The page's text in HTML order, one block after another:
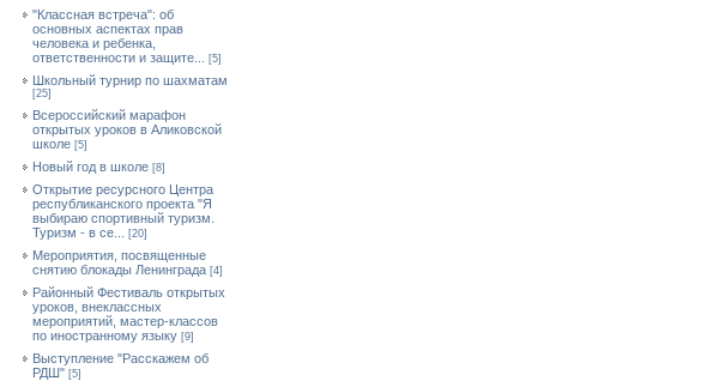
"Классная встреча": об
основных аспектах прав
человека и ребенка,
ответственности и защите...
[5]
Школьный турнир по шахматам
[25]
Всероссийский марафон
открытых уроков в Аликовской
школе [5]
Новый год в школе [8]
Открытие ресурсного Центра
республиканского проекта "Я
выбираю спортивный туризм.
Туризм - в се...
[20]
Мероприятия, посвященные
снятию блокады Ленинграда [4]
Районный Фестиваль открытых
уроков, внеклассных
мероприятий, мастер-классов
по иностранному языку [9]
Выступление "Расскажем об
РДШ" [5]